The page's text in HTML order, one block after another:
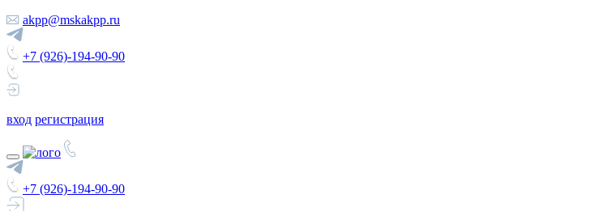
akpp@mskakpp.ru
+7 (926)-194-90-90
вход регистрация
+7 (926)-194-90-90